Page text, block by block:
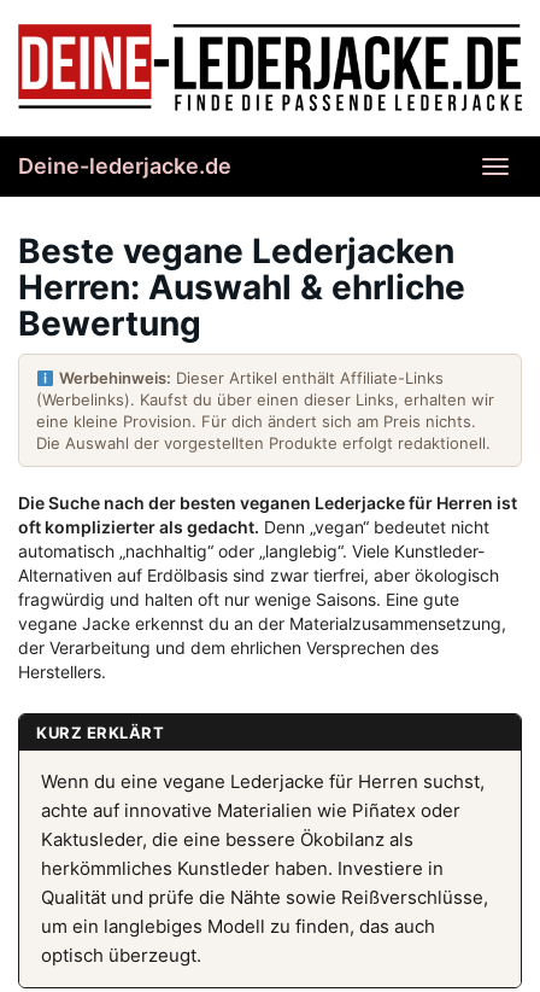
content
Deine-lederjacke.de
Beste vegane Lederjacken
Herren: Auswahl & ehrliche
Bewertung
Werbehinweis: Dieser Artikel enthält Affiliate-Links
(Werbelinks). Kaufst du über einen dieser Links, erhalten wir
eine kleine Provision. Für dich ändert sich am Preis nichts.
Die Auswahl der vorgestellten Produkte erfolgt redaktionell.
Die Suche nach der besten veganen Lederjacke für Herren ist
oft komplizierter als gedacht. Denn „vegan“ bedeutet nicht
automatisch „nachhaltig“ oder „langlebig“. Viele Kunstleder-
Alternativen auf Erdölbasis sind zwar tierfrei, aber ökologisch
fragwürdig und halten oft nur wenige Saisons. Eine gute
vegane Jacke erkennst du an der Materialzusammensetzung,
der Verarbeitung und dem ehrlichen Versprechen des
Herstellers.
KURZ ERKLÄRT
Wenn du eine vegane Lederjacke für Herren suchst,
achte auf innovative Materialien wie Piñatex oder
Kaktusleder, die eine bessere Ökobilanz als
herkömmliches Kunstleder haben. Investiere in
Qualität und prüfe die Nähte sowie Reißverschlüsse,
um ein langlebiges Modell zu finden, das auch
optisch überzeugt.